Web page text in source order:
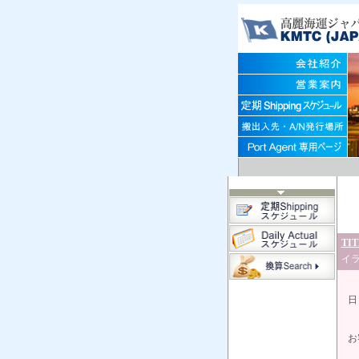
イ
日